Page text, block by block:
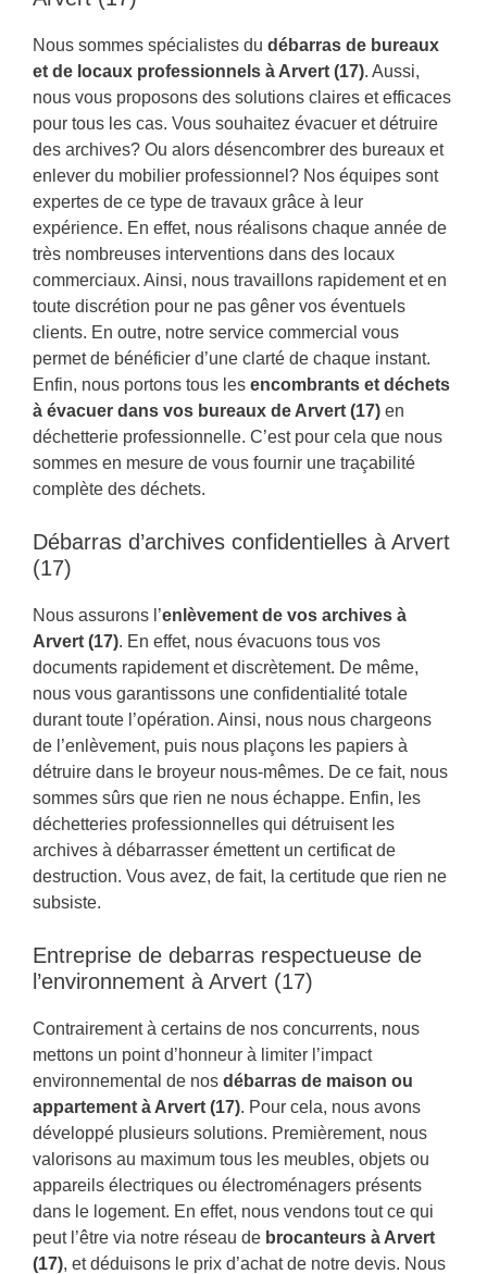
Nous sommes spécialistes du débarras de bureaux
et de locaux professionnels à Arvert (17). Aussi,
nous vous proposons des solutions claires et efficaces
pour tous les cas. Vous souhaitez évacuer et détruire
des archives? Ou alors désencombrer des bureaux et
enlever du mobilier professionnel? Nos équipes sont
expertes de ce type de travaux grâce à leur
expérience. En effet, nous réalisons chaque année de
très nombreuses interventions dans des locaux
commerciaux. Ainsi, nous travaillons rapidement et en
toute discrétion pour ne pas gêner vos éventuels
clients. En outre, notre service commercial vous
permet de bénéficier d’une clarté de chaque instant.
Enfin, nous portons tous les encombrants et déchets
à évacuer dans vos bureaux de Arvert (17) en
déchetterie professionnelle. C’est pour cela que nous
sommes en mesure de vous fournir une traçabilité
complète des déchets.
Débarras d’archives confidentielles à Arvert
(17)
Nous assurons l’enlèvement de vos archives à
Arvert (17). En effet, nous évacuons tous vos
documents rapidement et discrètement. De même,
nous vous garantissons une confidentialité totale
durant toute l’opération. Ainsi, nous nous chargeons
de l’enlèvement, puis nous plaçons les papiers à
détruire dans le broyeur nous-mêmes. De ce fait, nous
sommes sûrs que rien ne nous échappe. Enfin, les
déchetteries professionnelles qui détruisent les
archives à débarrasser émettent un certificat de
destruction. Vous avez, de fait, la certitude que rien ne
subsiste.
Entreprise de debarras respectueuse de
l’environnement à Arvert (17)
Contrairement à certains de nos concurrents, nous
mettons un point d’honneur à limiter l’impact
environnemental de nos débarras de maison ou
appartement à Arvert (17). Pour cela, nous avons
développé plusieurs solutions. Premièrement, nous
valorisons au maximum tous les meubles, objets ou
appareils électriques ou électroménagers présents
dans le logement. En effet, nous vendons tout ce qui
peut l’être via notre réseau de brocanteurs à Arvert
(17), et déduisons le prix d’achat de notre devis. Nous